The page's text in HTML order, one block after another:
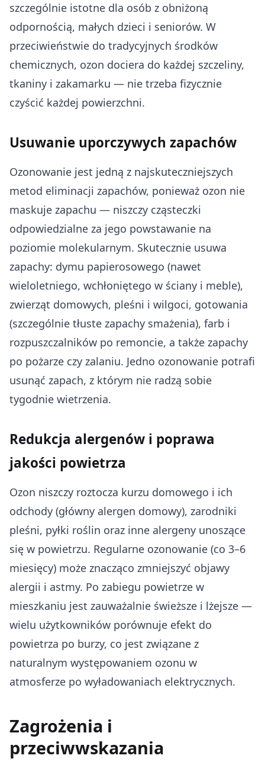
szczególnie istotne dla osób z obniżoną
odpornością, małych dzieci i seniorów. W
przeciwieństwie do tradycyjnych środków
chemicznych, ozon dociera do każdej szczeliny,
tkaniny i zakamarku — nie trzeba fizycznie
czyścić każdej powierzchni.
Usuwanie uporczywych zapachów
Ozonowanie jest jedną z najskuteczniejszych
metod eliminacji zapachów, ponieważ ozon nie
maskuje zapachu — niszczy cząsteczki
odpowiedzialne za jego powstawanie na
poziomie molekularnym. Skutecznie usuwa
zapachy: dymu papierosowego (nawet
wieloletniego, wchłoniętego w ściany i meble),
zwierząt domowych, pleśni i wilgoci, gotowania
(szczególnie tłuste zapachy smażenia), farb i
rozpuszczalników po remoncie, a także zapachy
po pożarze czy zalaniu. Jedno ozonowanie potrafi
usunąć zapach, z którym nie radzą sobie
tygodnie wietrzenia.
Redukcja alergenów i poprawa
jakości powietrza
Ozon niszczy roztocza kurzu domowego i ich
odchody (główny alergen domowy), zarodniki
pleśni, pyłki roślin oraz inne alergeny unoszące
się w powietrzu. Regularne ozonowanie (co 3–6
miesięcy) może znacząco zmniejszyć objawy
alergii i astmy. Po zabiegu powietrze w
mieszkaniu jest zauważalnie świeższe i lżejsze —
wielu użytkowników porównuje efekt do
powietrza po burzy, co jest związane z
naturalnym występowaniem ozonu w
atmosferze po wyładowaniach elektrycznych.
Zagrożenia i
przeciwwskazania